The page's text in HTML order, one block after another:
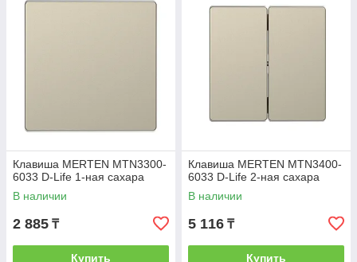
Клавиша MERTEN MTN3300-
6033 D-Life 1-ная сахара
В наличии
2 885 ₸
Купить
Клавиша MERTEN MTN3400-
6033 D-Life 2-ная сахара
В наличии
5 116 ₸
Купить